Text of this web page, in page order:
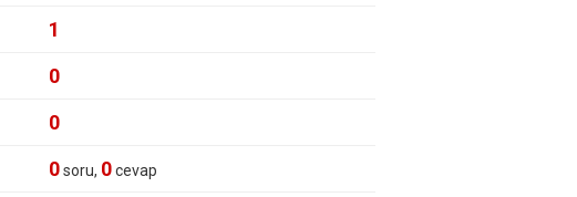
1
0
0
0soru, 0cevap